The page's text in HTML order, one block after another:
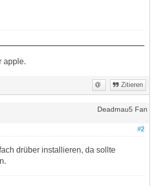
apple.
Zitieren
Deadmau5 Fan
#2
drüber installieren, da sollte